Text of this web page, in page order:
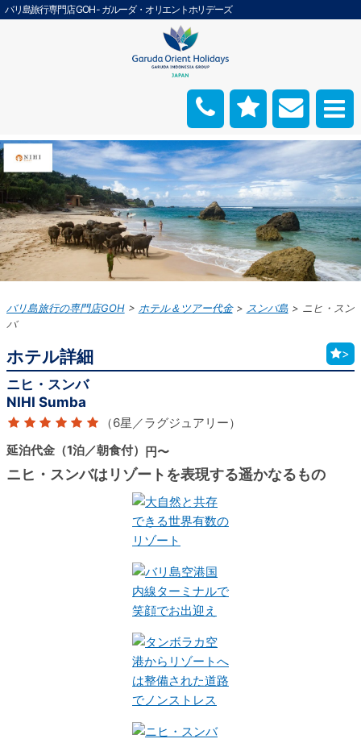
バリ島旅行専門店 GOH - ガルーダ・オリエントホリデーズ
バリ島旅行の専門店GOH ホテル＆ツアー代金 スンバ島
ニヒ・スン
バ
ホテル詳細 >
ニヒ・スンバ
NIHI Sumba
（6星／ラグジュアリー）
延泊代金（1泊／朝食付） 円〜
ニヒ・スンバはリゾートを表現する遥かなるもの